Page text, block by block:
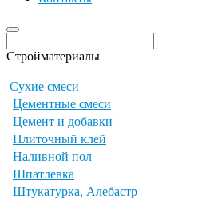
Стройматериалы
Сухие смеси
Цементные смеси
Цемент и добавки
Плиточный клей
Наливной пол
Шпатлевка
Штукатурка, Алебастр